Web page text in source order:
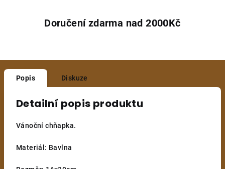
Doručení zdarma nad 2000Kč
Popis Diskuze
Detailní popis produktu
Vánoční chňapka.
Materiál: Bavlna